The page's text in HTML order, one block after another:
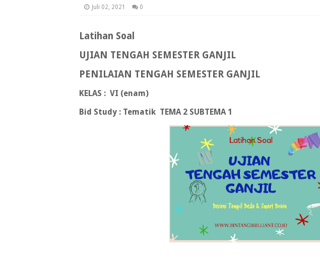
Juli 02, 2021 0
Latihan Soal
UJIAN TENGAH SEMESTER GANJIL
PENILAIAN TENGAH SEMESTER GANJIL
KELAS : VI (enam)
Bid Study : Tematik TEMA 2 SUBTEMA 1